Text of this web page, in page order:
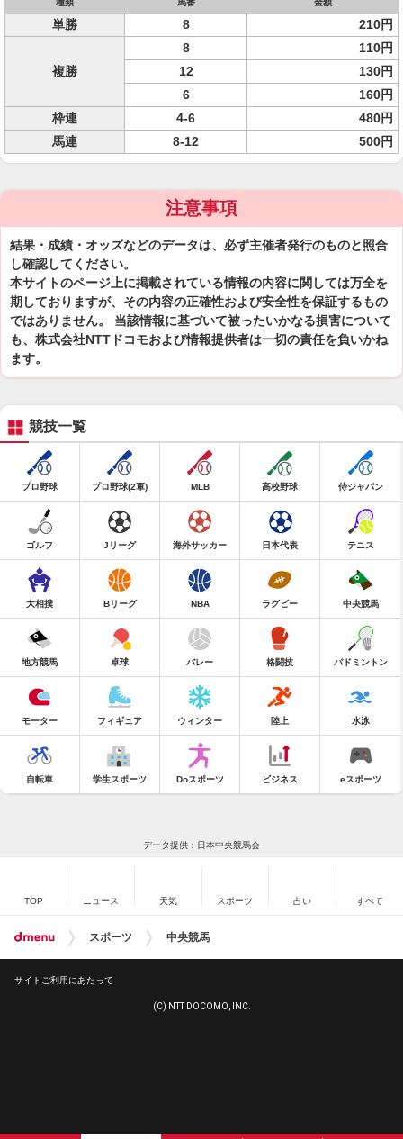
種類 馬番 金額
単勝 8 210円
複勝
8
110円
12
130円
6
160円
枠連
4-6
480円
馬連
8-12 500円
注意事項
結果・成績・オッズなどのデータは、必ず主催者発行のものと照合
し確認してください。
本サイトのページ上に掲載されている情報の内容に関しては万全を
期しておりますが、その内容の正確性および安全性を保証するもの
ではありません。 当該情報に基づいて被ったいかなる損害について
も、株式会社NTTドコモおよび情報提供者は一切の責任を負いかね
ます。
競技一覧
プロ野球 プロ野球(2軍) MLB 高校野球 侍ジャパン
ゴルフ Jリーグ 海外サッカー 日本代表 テニス
大相撲 Bリーグ NBA ラグビー 中央競馬
地方競馬 卓球 バレー 格闘技 バドミントン
モーター フィギュア ウィンター 陸上 水泳
自転車 学生スポーツ Doスポーツ ビジネス eスポーツ
データ提供：日本中央競馬会
TOP ニュース 天気 スポーツ 占い すべて
スポーツ 中央競馬
サイトご利用にあたって
(C) NTT DOCOMO, INC.